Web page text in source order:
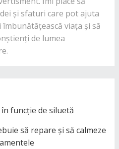
și sfaturi care pot ajuta
îmbunătățească viața și să
de lumea
funcție de siluetă
să repare și să calmeze